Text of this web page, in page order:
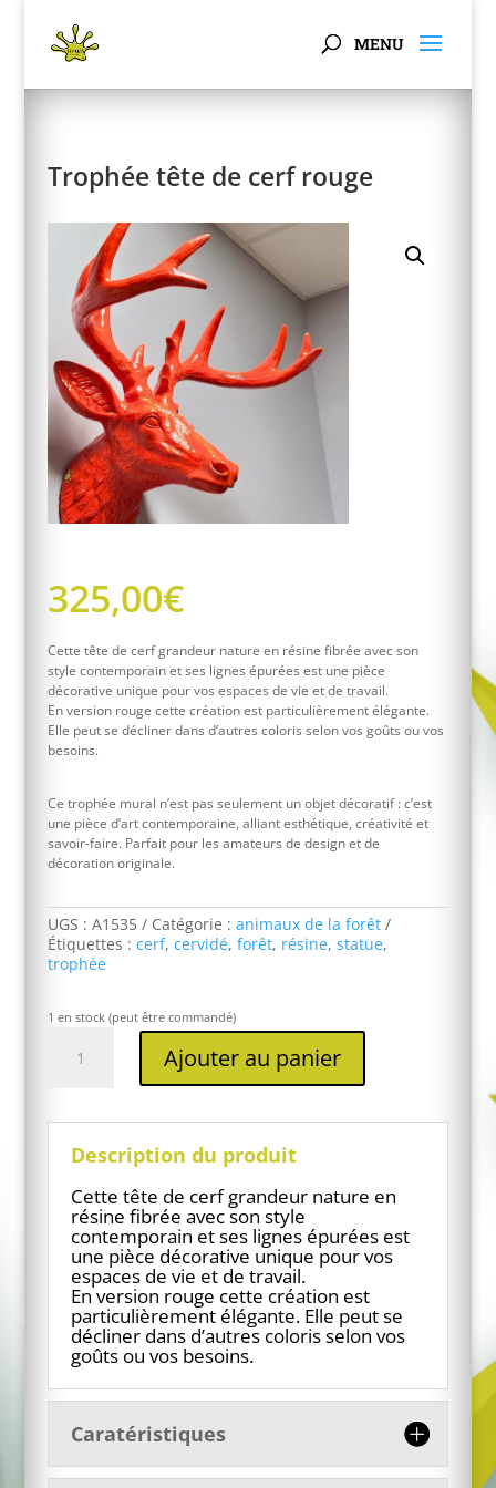
Trophée tête de cerf rouge
325,00€
Cette tête de cerf grandeur nature en résine fibrée avec son
style contemporain et ses lignes épurées est une pièce
décorative unique pour vos espaces de vie et de travail.
En version rouge cette création est particulièrement élégante.
Elle peut se décliner dans d’autres coloris selon vos goûts ou vos
besoins.
Ce trophée mural n’est pas seulement un objet décoratif : c’est
une pièce d’art contemporaine, alliant esthétique, créativité et
savoir-faire. Parfait pour les amateurs de design et de
décoration originale.
UGS : A1535 Catégorie : animaux de la forêt
Étiquettes : cerf, cervidé, forêt, résine, statue,
trophée
1 en stock (peut être commandé)
rouge
Ajouter au panier
Description du produit
Cette tête de cerf grandeur nature en
résine fibrée avec son style
contemporain et ses lignes épurées est
une pièce décorative unique pour vos
espaces de vie et de travail.
En version rouge cette création est
particulièrement élégante. Elle peut se
décliner dans d’autres coloris selon vos
goûts ou vos besoins.
Caratéristiques